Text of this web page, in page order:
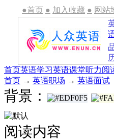
●首页 ● 加入收藏 ● 网站
首页英语学习英语课堂听力阅
首页 → 英语职场 → 英语面试
背景：
阅读内容